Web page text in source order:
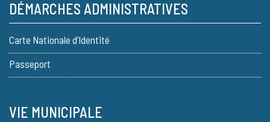
DÉMARCHES ADMINISTRATIVES
Carte Nationale d’Identité
Passeport
VIE MUNICIPALE